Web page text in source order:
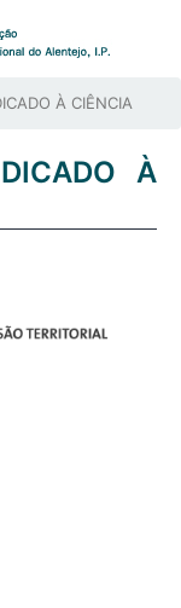
À CIÊNCIA
À